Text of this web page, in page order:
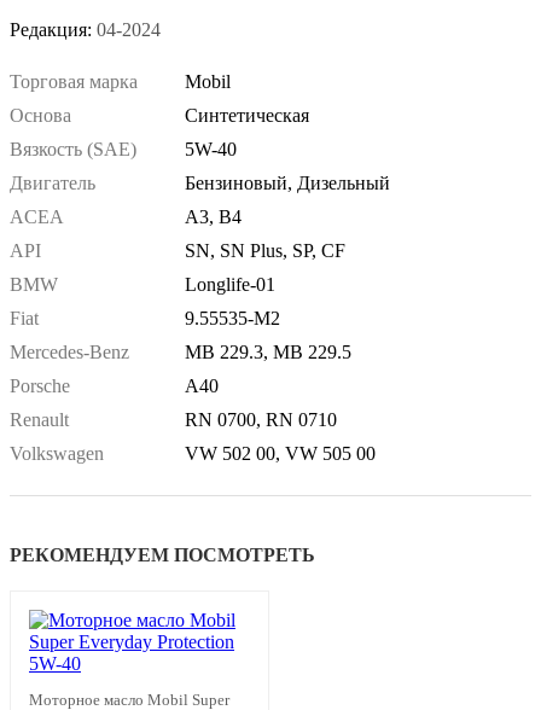
Редакция: 04-2024
Торговая марка
Mobil
Основа
Синтетическая
Вязкость (SAE)
5W-40
Двигатель
Бензиновый, Дизельный
ACEA
A3, B4
API
SN, SN Plus, SP, CF
BMW
Longlife-01
Fiat
9.55535-M2
Mercedes-Benz
MB 229.3, MB 229.5
Porsche
A40
Renault
RN 0700, RN 0710
Volkswagen
VW 502 00, VW 505 00
РЕКОМЕНДУЕМ ПОСМОТРЕТЬ
Моторное масло Mobil Super